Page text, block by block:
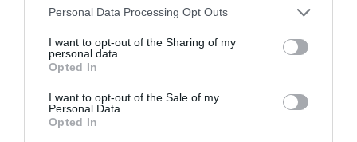
Please note that this website/app uses one or more Google
not limited to your visit or usage behaviour. You may click to
grant or deny consent to Google and its third-party tags to
use your data for below specified purposes in below Google
consent section.
Personal Data Processing Opt Outs
I want to opt-out of the Sharing of my
personal data.
Opted In
I want to opt-out of the Sale of my
Personal Data.
Opted In
ΕΠΙΧΕΙΡΗΣΕΙΣ
Εξελιγμένη διαστημική
τεχνολογία και πυροσβεστικά
drones από ελληνικές εταιρείες